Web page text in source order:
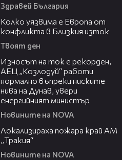
Здравей България
Колко уязвима е Европа от
конфликта в Близкия изток
Твоят ден
Износът на ток е рекорден,
АЕЦ „Козлодуй“ работи
нормално въпреки ниските
нива на Дунав, увери
енергийният министър
Новините на NOVA
Локализираха пожара край АМ
„Тракия“
Новините на NOVA